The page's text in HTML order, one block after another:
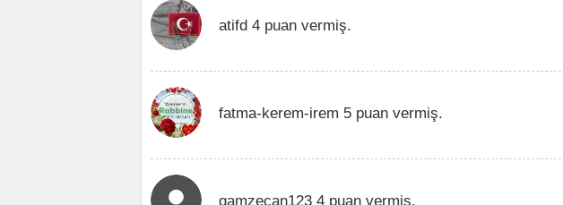
atifd 4 puan vermiş.
fatma-kerem-irem 5 puan vermiş.
gamzecan123 4 puan vermiş.